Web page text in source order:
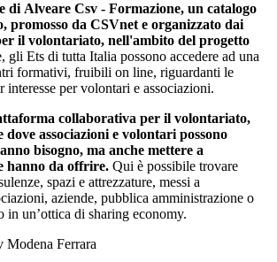
Alveare Csv - Formazione, un catalogo
promosso da CSVnet e organizzato dai
il volontariato, nell'ambito del progetto
gli Ets di tutta Italia possono accedere ad una
formativi, fruibili on line, riguardanti le
interesse per volontari e associazioni.
collaborativa per il volontariato,
associazioni e volontari possono
bisogno, ma anche mettere a
hanno da offrire. Qui è possibile trovare
spazi e attrezzature, messi a
aziende, pubblica amministrazione o
un’ottica di sharing economy.
Modena Ferrara